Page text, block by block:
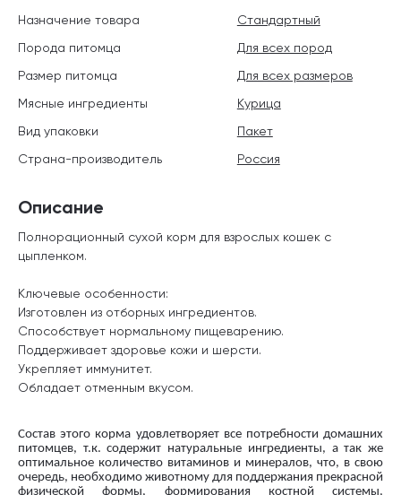
Описание
Полнорационный сухой корм для взрослых кошек с
цыпленком.
Ключевые особенности:
Изготовлен из отборных ингредиентов.
Способствует нормальному пищеварению.
Поддерживает здоровье кожи и шерсти.
Укрепляет иммунитет.
Обладает отменным вкусом.
Состав этого корма удовлетворяет все потребности домашних
питомцев, т.к. содержит натуральные ингредиенты, а так же
оптимальное количество витаминов и минералов, что, в свою
очередь, необходимо животному для поддержания прекрасной
физической формы, формирования костной системы,
Назначение товара
Стандартный
Порода питомца
Для всех пород
Размер питомца
Для всех размеров
Мясные ингредиенты
Курица
Вид упаковки
Пакет
Страна-производитель
Россия